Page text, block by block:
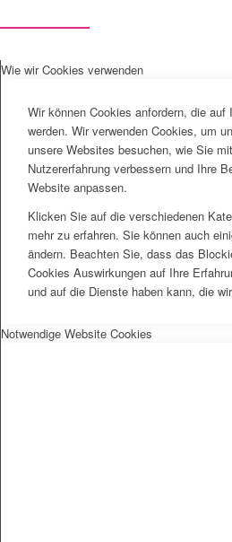
Wie wir Cookies verwenden
Wir können Cookies anfordern, die
werden. Wir verwenden Cookies, um
unsere Websites besuchen, wie Sie
Nutzererfahrung verbessern und Ihre
Website anpassen.
Klicken Sie auf die verschiedenen
mehr zu erfahren. Sie können auch
ändern. Beachten Sie, dass das
Cookies Auswirkungen auf Ihre
und auf die Dienste haben kann, die
Notwendige Website Cookies